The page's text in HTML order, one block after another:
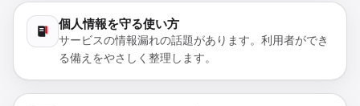
個人情報を守る使い方
サービスの情報漏れの話題があります。利用者ができ
る備えをやさしく整理します。